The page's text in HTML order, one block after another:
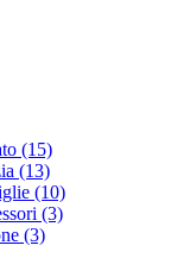
(15)
(13)
(10)
(3)
(3)